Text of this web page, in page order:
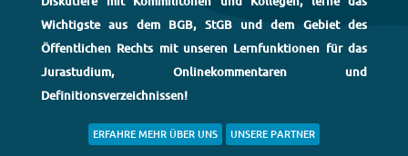
Wichtigste aus dem BGB, StGB und dem Gebiet des
Öffentlichen Rechts mit unseren Lernfunktionen für das
Jurastudium, Onlinekommentaren und
Definitionsverzeichnissen!
ERFAHRE MEHR ÜBER UNS UNSERE PARTNER